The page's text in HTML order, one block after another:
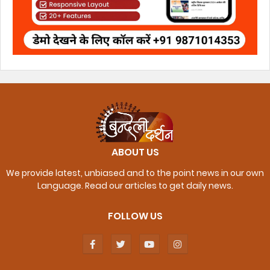
ABOUT US
We provide latest, unbiased and to the point news in our own
Language. Read our articles to get daily news.
FOLLOW US